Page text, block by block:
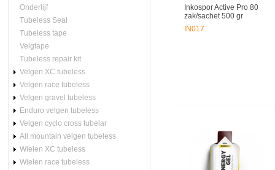
Onderlijf
Tubeless Seal
Tubeless tape
Velgtape
Tubeless repair kit
Velgen XC tubeless
Velgen race tubeless
Velgen gravel tubeless
Enduro velgen tubeless
Velgen cyclo cross tubelar
All mountain velgen tubeless
Wielen XC tubeless
Wielen race tubeless
Inkospor Active Pro 80
zak/sachet 500 gr
IN017